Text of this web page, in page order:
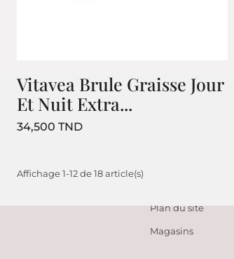
Vitavea Brule Graisse Jour
Et Nuit Extra...
34,500 TNDPrix
Affichage 1-12 de 18 article(s)
PRODUITS NOTRE
Plan du site
Magasins